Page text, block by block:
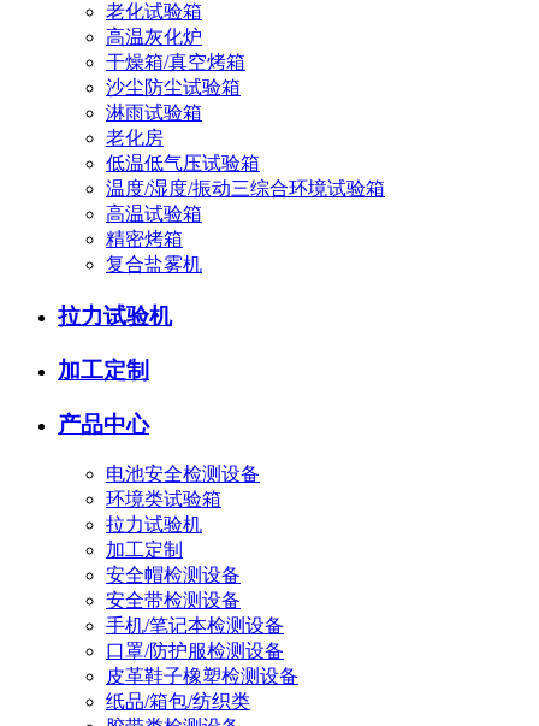
老化试验箱
高温灰化炉
干燥箱/真空烤箱
沙尘防尘试验箱
淋雨试验箱
老化房
低温低气压试验箱
温度/湿度/振动三综合环境试验箱
高温试验箱
精密烤箱
复合盐雾机
拉力试验机
加工定制
产品中心
电池安全检测设备
环境类试验箱
拉力试验机
加工定制
安全帽检测设备
安全带检测设备
手机/笔记本检测设备
口罩/防护服检测设备
皮革鞋子橡塑检测设备
纸品/箱包/纺织类